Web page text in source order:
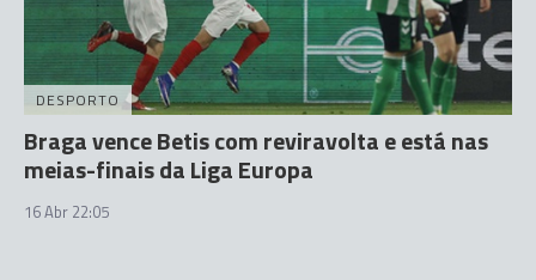
DESPORTO
Braga vence Betis com reviravolta e está nas
meias-finais da Liga Europa
16 Abr 22:05